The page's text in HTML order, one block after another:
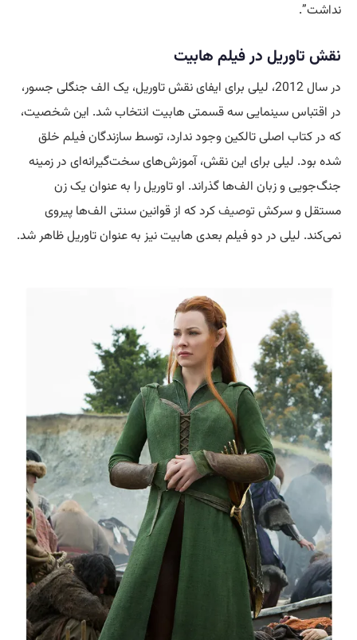
نداشت”.
نقش تاوریل در فیلم هابیت
در سال 2012، لیلی برای ایفای نقش تاوریل، یک الف جنگلی جسور،
در اقتباس سینمایی سه قسمتی هابیت انتخاب شد. این شخصیت،
که در کتاب اصلی تالکین وجود ندارد، توسط سازندگان فیلم خلق
شده بود. لیلی برای این نقش، آموزش‌های سخت‌گیرانه‌ای در زمینه
جنگ‌جویی و زبان الف‌ها گذراند. او تاوریل را به عنوان یک زن
مستقل و سرکش توصیفکرد که از قوانین سنتی الف‌ها پیروی
نمی‌کند. لیلی در دو فیلم بعدی هابیت نیز به عنوان تاوریل ظاهر شد.